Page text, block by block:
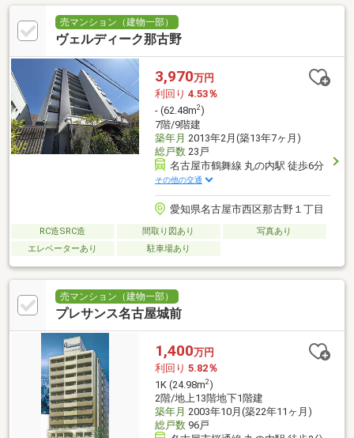
売マンション（建物一部）
ヴェルディーク那古野
3,970万円
利回り 4.53％
- (62.48m2)
7階/9階建
築年月 2013年2月(築13年7ヶ月)
総戸数23戸
名古屋市鶴舞線 丸の内駅 徒歩6分
その他の交通
愛知県名古屋市西区那古野１丁目
RC造SRC造 間取り図あり
写真あり
エレベーターあり
駐車場あり
売マンション（建物一部）
プレサンス名古屋城前
1,400万円
利回り 5.82％
1K (24.98m2)
2階/地上13階地下1階建
築年月 2003年10月(築22年11ヶ月)
総戸数96戸